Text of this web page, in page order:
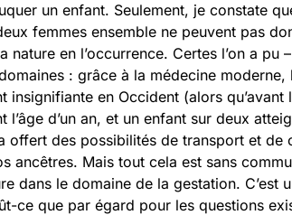
un enfant. Seulement, je constate
femmes ensemble ne peuvent pas
nature en l’occurrence. Certes l’on a pu
: grâce à la médecine moderne,
insignifiante en Occident (alors qu’avant
d’un an, et un enfant sur deux
offert des possibilités de transport et de
ancêtres. Mais tout cela est sans
dans le domaine de la gestation. C’est
ce que par égard pour les questions